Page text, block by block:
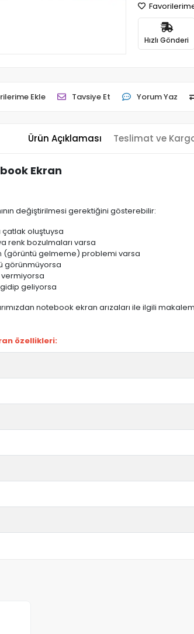
Hızlı Gönderi
Ekle Tavsiye Et Yorum Yaz
Ürün Açıklaması Teslimat ve
Ekran
değiştirilmesi gerektiğini gösterebilir:
çatlak oluştuysa
renk bozulmaları varsa
(görüntü gelmeme) problemi varsa
görünmüyorsa
vermiyorsa
geliyorsa
notebook ekran arızaları ile ilgili
özellikleri: